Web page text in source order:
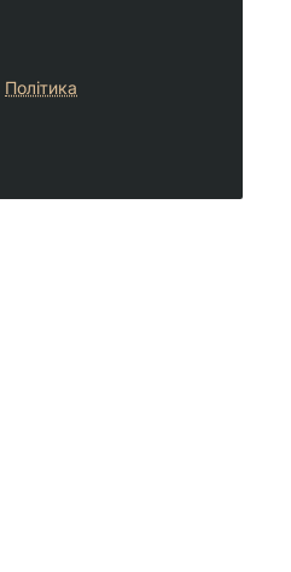
Політика